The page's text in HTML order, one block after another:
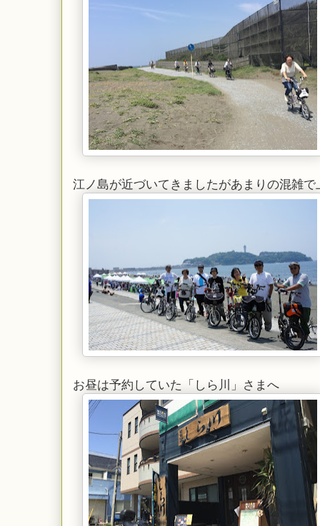
江ノ島が近づいてきましたがあまりの混雑
お昼は予約していた「しら川」さまへ